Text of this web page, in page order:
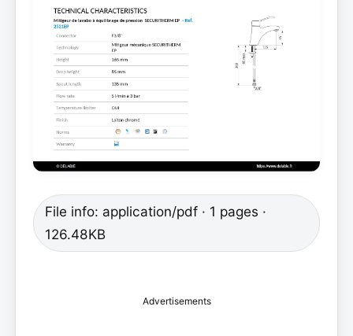
File info: application/pdf · 1 pages ·
126.48KB
Advertisements